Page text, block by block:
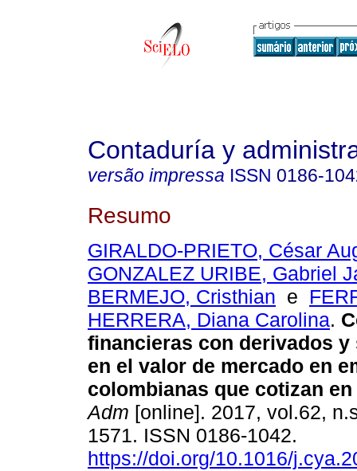
Contaduría y
versão impressa ISSN 0186-
Resumo
GIRALDO-PRIETO, César
GONZALEZ URIBE, Gabriel
BERMEJO, Cristhian e
HERRERA, Diana Carolina.
financieras con derivados
en el valor de mercado en
colombianas que cotizan
Adm [online]. 2017, vol.62,
1571. ISSN 0186-1042.
https://doi.org/10.1016/